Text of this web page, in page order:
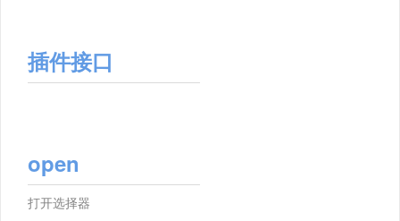
插件接口
open
打开选择器